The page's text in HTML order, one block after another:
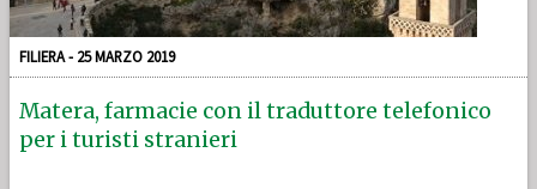
FILIERA - 25 MARZO 2019
Matera, farmacie con il traduttore telefonico
per i turisti stranieri